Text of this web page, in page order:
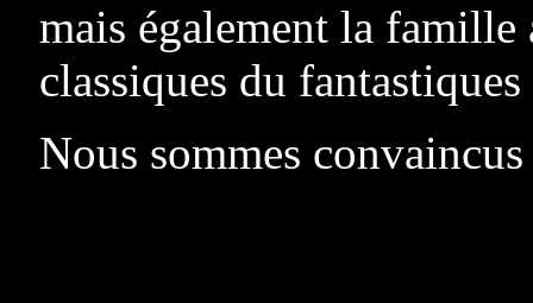
mais également la
classiques du
Nous sommes